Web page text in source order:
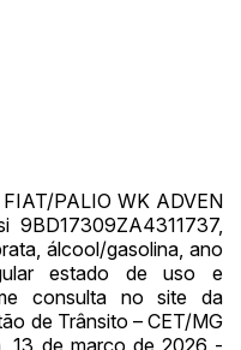
PALIO WK ADVEN
9BD17309ZA4311737,
álcool/gasolina, ano
estado de uso e
consulta no site da
de Trânsito – CET/MG